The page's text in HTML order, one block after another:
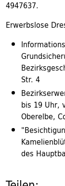
4947637.
Erwerbslose
Str. 4
bis 19 Uhr,
Oberelbe,
des